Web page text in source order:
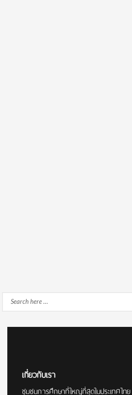
Search
เกี่ยวกับเรา
ชุมชนการศึกษาที่ใหญ่ที่สุดในประเทศไทย